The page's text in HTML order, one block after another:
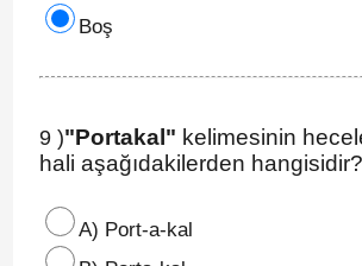
Boş
9 )"Portakal" kelimesinin
hali aşağıdakilerden hangisidir?
A) Port-a-kal